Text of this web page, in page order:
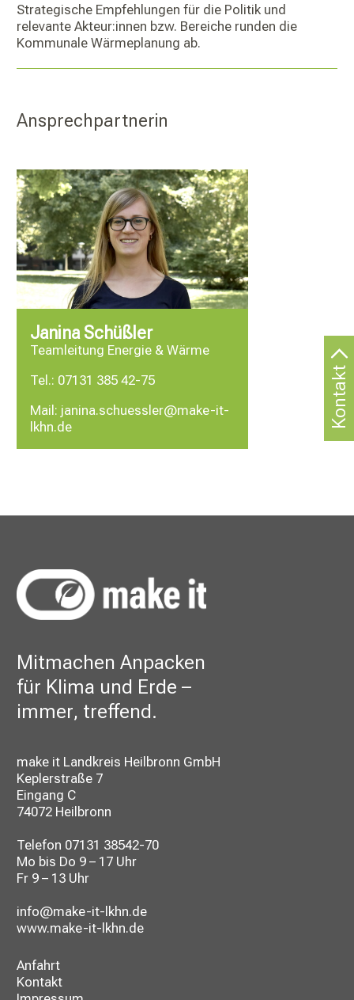
Strategische Empfehlungen für die Politik und
relevante Akteur:innen bzw. Bereiche runden die
Kommunale Wärmeplanung ab.
Ansprechpartnerin
Janina Schüßler
Teamleitung Energie & Wärme
Tel.: 07131 385 42-75
Mail: janina.schuessler@make-it-
lkhn.de
Mitmachen Anpacken
für Klima und Erde –
immer, treffend.
make it Landkreis Heilbronn GmbH
Keplerstraße 7
Eingang C
74072 Heilbronn
Telefon 07131 38542-70
Mo bis Do 9 – 17 Uhr
Fr 9 – 13 Uhr
info@make-it-lkhn.de
www.make-it-lkhn.de
Anfahrt
Kontakt
Kontakt